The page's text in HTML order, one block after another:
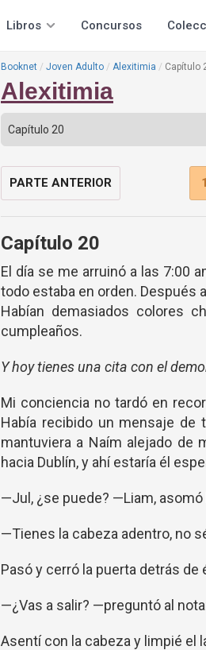
Libros Concursos
Booknet Joven Adulto Alexitimia Capítulo
Alexitimia
PARTE ANTERIOR 1
Capítulo 20
El día se me arruinó a las 7:00
todo estaba en orden. Después
Habían demasiados colores
cumpleaños.
Y hoy tienes una cita con el
Mi conciencia no tardó en
Había recibido un mensaje de
mantuviera a Naím alejado de
hacia Dublín, y ahí estaría él
—Jul, ¿se puede? —Liam, asomó
—Tienes la cabeza adentro, no
Pasó y cerró la puerta detrás de
—¿Vas a salir? —preguntó al
Asentí con la cabeza y limpié el